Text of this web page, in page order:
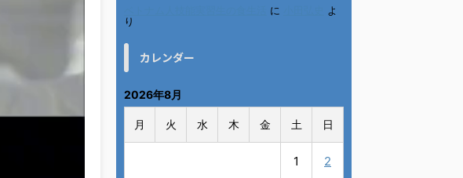
に
よ
り
カレンダー
2026年8月
月 火 水 木 金 土 日
1 2